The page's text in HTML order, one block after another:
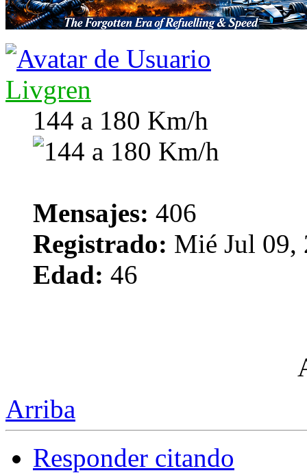
Livgren
144 a 180 Km/h
Mensajes: 406
Registrado: Mié Jul 09,
Edad: 46
Arriba
Responder citando